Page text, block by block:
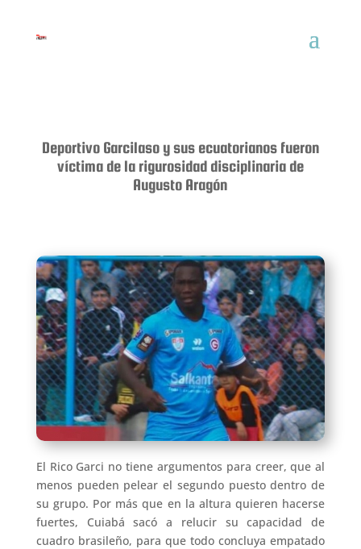
Deportivo Garcilaso y sus ecuatorianos fueron
víctima de la rigurosidad disciplinaria de
Augusto Aragón
El Rico Garci no tiene argumentos para creer, que al
menos pueden pelear el segundo puesto dentro de
su grupo. Por más que en la altura quieren hacerse
fuertes, Cuiabá sacó a relucir su capacidad de
cuadro brasileño, para que todo concluya empatado